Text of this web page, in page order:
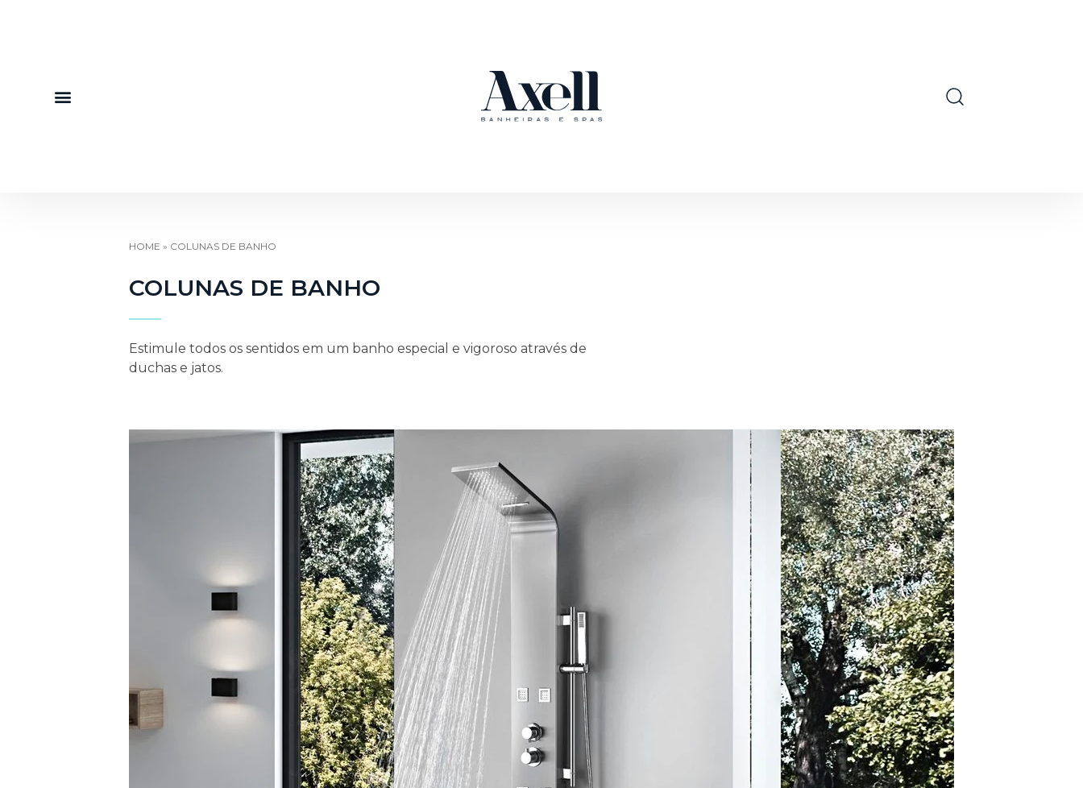
HOME » COLUNAS DE BANHO
COLUNAS DE BANHO
Estimule todos os sentidos em um banho especial e vigoroso através de
duchas e jatos.